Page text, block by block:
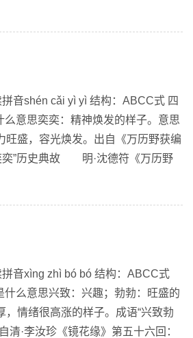
拼音shén cǎi yì yì 结构：ABCC式 四
么意思奕奕：精神焕发的样子。意思
旺盛，容光焕发。出自《万历野获编
奕”历史典故 明·沈德符《万历野
拼音xìng zhì bó bó 结构：ABCC式
什么意思兴致：兴趣；勃勃：旺盛的
，情绪很高涨的样子。成语“兴致勃
清·李汝珍《镜花缘》第五十六回：